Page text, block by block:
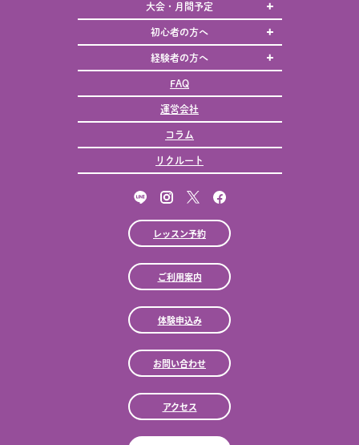
大会・月間予定
初心者の方へ
経験者の方へ
FAQ
運営会社
コラム
リクルート
レッスン予約
ご利用案内
体験申込み
お問い合わせ
アクセス